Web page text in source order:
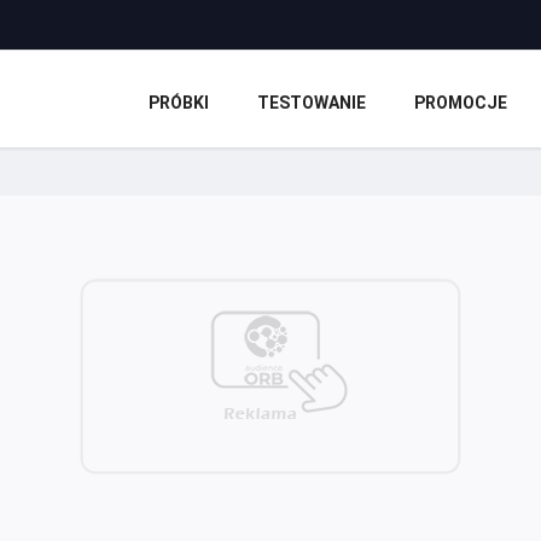
PRÓBKI TESTOWANIE PROMOCJE